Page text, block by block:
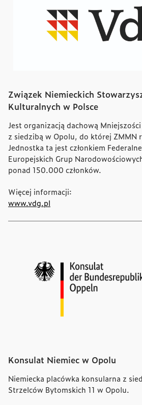
Związek Niemieckich
Kulturalnych w Polsce
Jest organizacją dachową
z siedzibą w Opolu, do której ZMMN
Jednostka ta jest członkiem
Europejskich Grup
ponad 150.000 członków.
Więcej informacji:
www.vdg.pl
Konsulat Niemiec w Opolu
Niemiecka placówka konsularna z
Strzelców Bytomskich 11 w Opolu.